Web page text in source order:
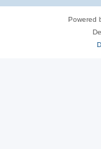
Powered